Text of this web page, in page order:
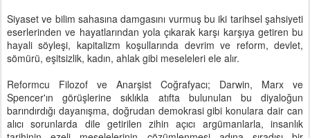
Siyaset ve bilim sahasına damgasını vurmuş bu iki tarihsel şahsiyeti
eserlerinden ve hayatlarından yola çıkarak karşı karşıya getiren bu
hayali söyleşi, kapitalizm koşullarında devrim ve reform, devlet,
sömürü, eşitsizlik, kadın, ahlak gibi meseleleri ele alır.
Reformcu Filozof ve Anarşist Coğrafyacı; Darwin, Marx ve
Spencer'ın görüşlerine sıklıkla atıfta bulunulan bu diyaloğun
barındırdığı dayanışma, doğrudan demokrasi gibi konulara dair can
alıcı sorunlarda dile getirilen zihin açıcı argümanlarla, insanlık